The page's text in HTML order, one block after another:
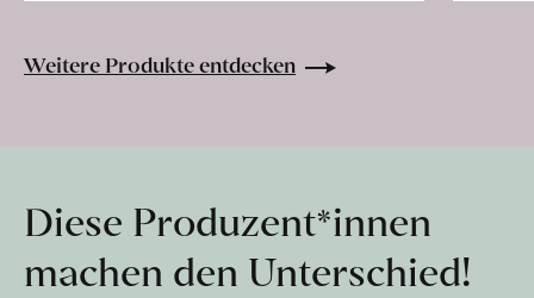
Weitere Produkte entdecken
Diese Produzent*innen
machen den Unterschied!